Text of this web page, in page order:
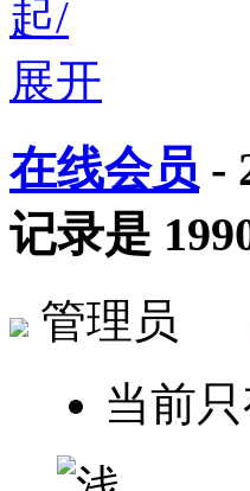
在线会员 -
记录是
管理员
当前